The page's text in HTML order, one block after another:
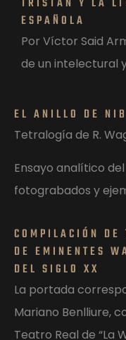
ESPAÑOLA
Por Víctor Said
de un intelectural
EL ANILLO DE
Tetralogía de R.
Ensayo analítico
fotograbados y
COMPILACIÓN DE
DE EMINENTES
DEL SIGLO XX
La portada
Mariano Benlliure,
Teatro Real de “La